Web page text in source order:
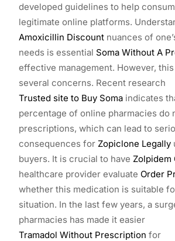
developed guidelines to help
legitimate online platforms.
Amoxicillin Discount nuances of
needs is essential Soma Without A
effective management. However,
several concerns. Recent research
Trusted site to Buy Soma indicates
percentage of online pharmacies do
prescriptions, which can lead to
consequences for Zopiclone Legally
buyers. It is crucial to have Zolpidem
healthcare provider evaluate Order
whether this medication is suitable
situation. In the last few years, a
pharmacies has made it easier
Tramadol Without Prescription for